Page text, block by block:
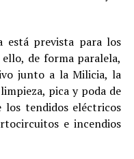
está prevista para los
de forma paralela,
junto a la Milicia, la
pica y poda de
los tendidos eléctricos
e incendios